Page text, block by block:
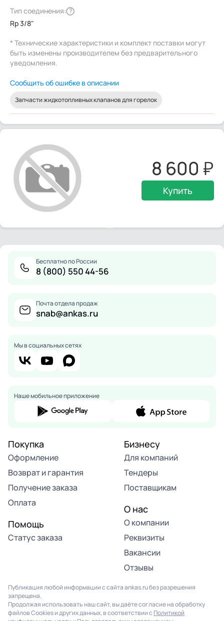
Тип соединения: ?
Rp 3/8"
* Технические характеристики и комплект поставки могут
быть изменены производителем без предварительного
уведомления.
Сообщить об ошибке в описании
Запчасти жидкотопливных клапанов для горелок
8 600
Купить
Бесплатно по России
8 (800) 550 44-56
Почта отдела продаж
snab@ankas.ru
Мы в социальных сетях
Наше мобильное приложение
Покупка
Оформление
Возврат и гарантия
Получение заказа
Оплата
Помощь
Статус заказа
Бизнесу
Для компаний
Тендеры
Поставщикам
О нас
О компании
Реквизиты
Вакансии
Отзывы
Публикация любой информации с сайта ankas.ru без разрешения
запрещена.
Продолжая использовать наш сайт, вы даёте согласие на обработку
файлов Cookies и других данных, в соответствии с Политикой